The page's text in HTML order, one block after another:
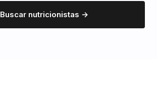
Buscar nutricionistas →